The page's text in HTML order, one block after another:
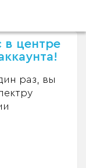
в центре
раз, вы